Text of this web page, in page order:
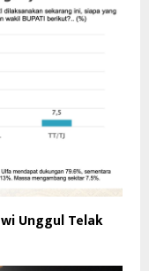
Unggul Telak